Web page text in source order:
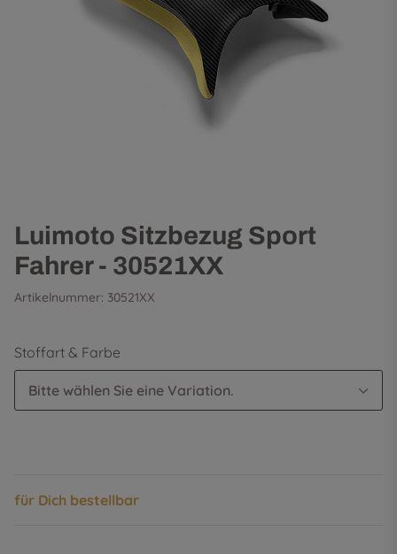
Luimoto Sitzbezug Sport
Fahrer - 30521XX
Artikelnummer: 30521XX
Stoffart & Farbe
Bitte wählen Sie eine Variation.
für Dich bestellbar